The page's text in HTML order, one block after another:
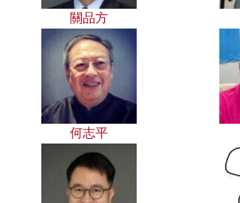
關品方
何志平